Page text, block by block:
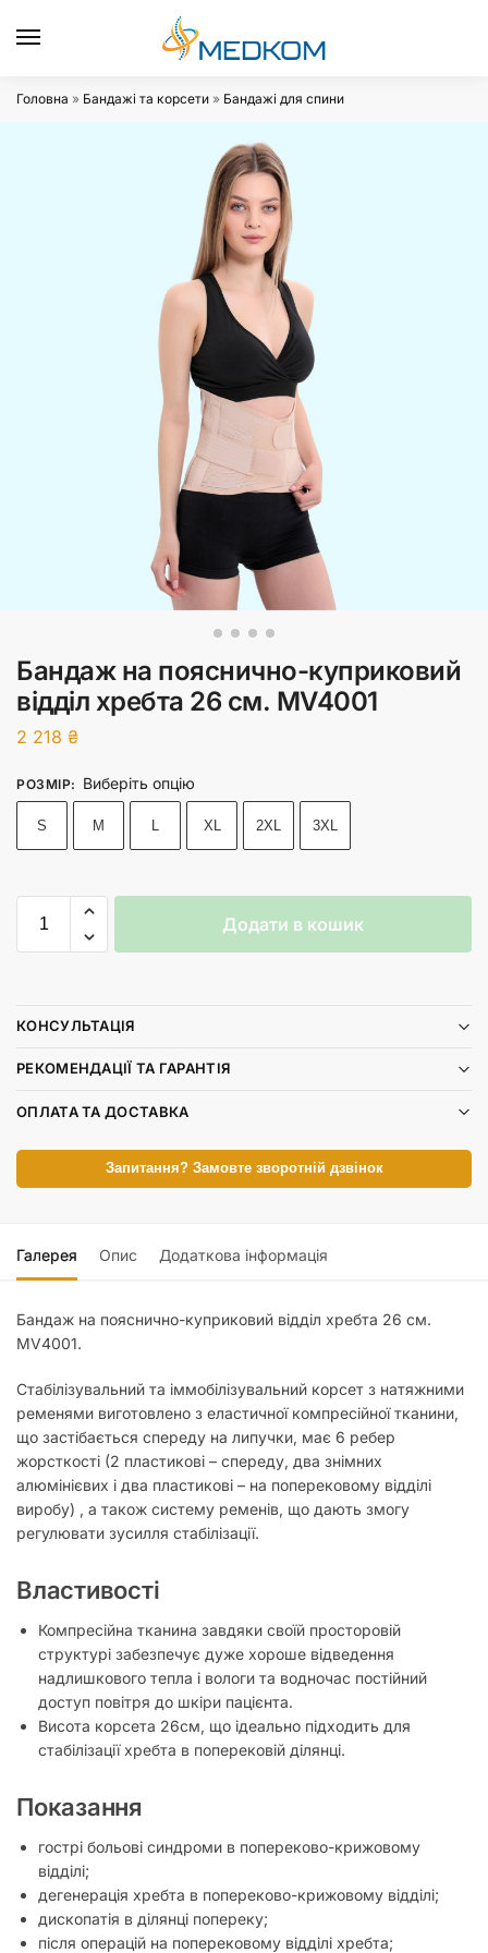
Головна » Бандажі та корсети » Бандажі для спини
Бандаж на пояснично-куприковий
відділ хребта 26 см. MV4001
2 218 ₴
РОЗМІР: Виберіть опцію
S M L XL 2XL 3XL
Додати в кошик
КОНСУЛЬТАЦІЯ
РЕКОМЕНДАЦІЇ ТА ГАРАНТІЯ
ОПЛАТА ТА ДОСТАВКА
Запитання? Замовте зворотній дзвінок
Галерея Опис Додаткова інформація
Бандаж на пояснично-куприковий відділ хребта 26 см.
MV4001.
Стабілізувальний та іммобілізувальний корсет з натяжними
ременями виготовлено з еластичної компресійної тканини,
що застібається спереду на липучки, має 6 ребер
жорсткості (2 пластикові – спереду, два знімних
алюмінієвих і два пластикові – на поперековому відділі
виробу) , а також систему ременів, що дають змогу
регулювати зусилля стабілізації.
Властивості
Компресійна тканина завдяки своїй просторовій
структурі забезпечує дуже хороше відведення
надлишкового тепла і вологи та водночас постійний
доступ повітря до шкіри пацієнта.
Висота корсета 26см, що ідеально підходить для
стабілізації хребта в поперековій ділянці.
Показання
гострі больові синдроми в попереково-крижовому
відділі;
дегенерація хребта в попереково-крижовому відділі;
дископатія в ділянці попереку;
після операцій на поперековому відділі хребта;